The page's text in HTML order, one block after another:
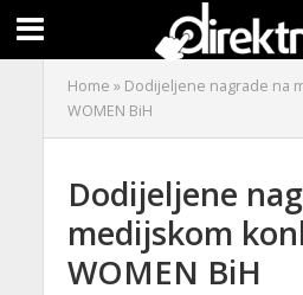
Home » Dodijeljene nagrade na
WOMEN BiH
Dodijeljene
medijskom
WOMEN BiH